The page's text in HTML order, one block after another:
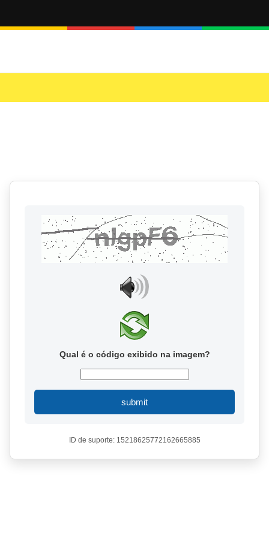
Qual é o código exibido na imagem?
submit
ID de suporte: 15218625772162665885